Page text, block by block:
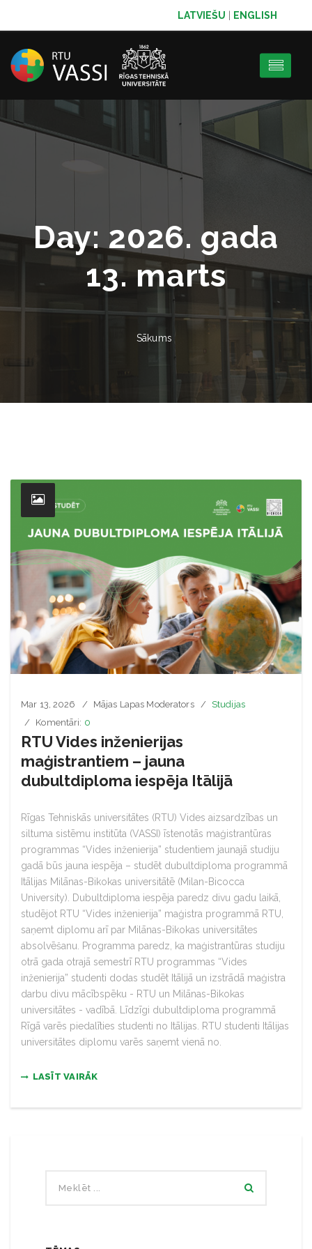
LATVIEŠU ENGLISH
Day:2026. gada
13. marts
Sākums
Mar 13, 2026 Mājas Lapas Moderators
Studijas
Komentāri: 0
RTU Vides inženierijas
maģistrantiem – jauna
dubultdiploma iespēja Itālijā
Rīgas Tehniskās universitātes (RTU) Vides aizsardzības un
siltuma sistēmu institūta (VASSI) īstenotās maģistrantūras
programmas “Vides inženierija” studentiem jaunajā studiju
gadā būs jauna iespēja – studēt dubultdiploma programmā
Itālijas Milānas-Bikokas universitātē (Milan-Bicocca
University). Dubultdiploma iespēja paredz divu gadu laikā,
studējot RTU “Vides inženierija” maģistra programmā RTU,
saņemt diplomu arī par Milānas-Bikokas universitātes
absolvēšanu. Programma paredz, ka maģistrantūras studiju
otrā gada otrajā semestrī RTU programmas “Vides
inženierija” studenti dodas studēt Itālijā un izstrādā maģistra
darbu divu mācībspēku - RTU un Milānas-Bikokas
universitātes - vadībā. Līdzīgi dubultdiploma programmā
Rīgā varēs piedalīties studenti no Itālijas. RTU studenti Itālijas
universitātes diplomu varēs saņemt vienā no.
LASĪT VAIRĀK